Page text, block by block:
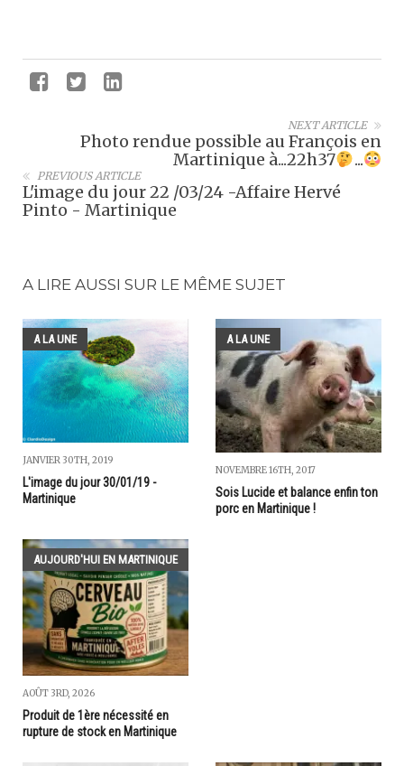
NEXT ARTICLE
Photo rendue possible au François en
Martinique à...22h37
...
PREVIOUS ARTICLE
L'image du jour 22 /03/24 -Affaire Hervé
Pinto - Martinique
A LIRE AUSSI SUR LE MÊME SUJET
A LA UNE
JANVIER 30TH, 2019
L'image du jour 30/01/19 -
Martinique
A LA UNE
NOVEMBRE 16TH, 2017
Sois Lucide et balance enfin ton
porc en Martinique !
AUJOURD'HUI EN MARTINIQUE
AOÛT 3RD, 2026
Produit de 1ère nécessité en
rupture de stock en Martinique